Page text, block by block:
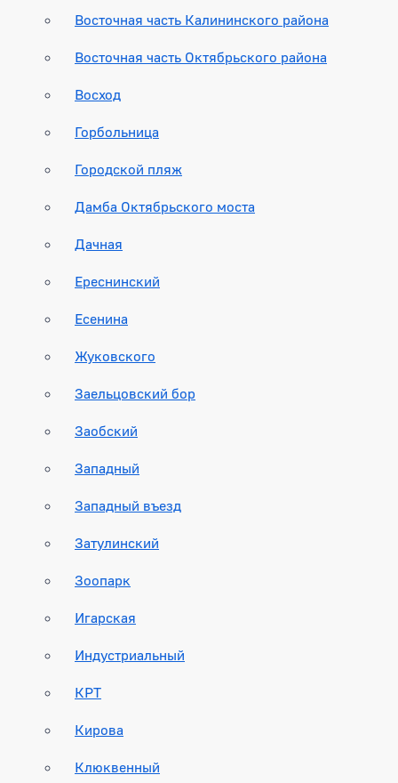
Восточная часть Калининского района
Восточная часть Октябрьского района
Восход
Горбольница
Городской пляж
Дамба Октябрьского моста
Дачная
Ереснинский
Есенина
Жуковского
Заельцовский бор
Заобский
Западный
Западный въезд
Затулинский
Зоопарк
Игарская
Индустриальный
КРТ
Кирова
Клюквенный